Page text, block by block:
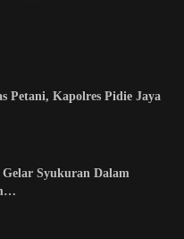
Petani, Kapolres Pidie Jaya
Gelar Syukuran Dalam